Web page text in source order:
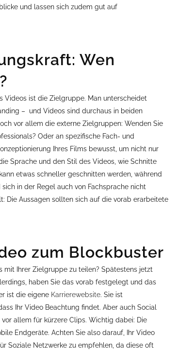
und lassen sich zudem gut auf
Wen
Videos ist die Zielgruppe. Man unterscheidet
– und Videos sind durchaus in beiden
vor allem die externe Zielgruppen: Wenden Sie
Oder an spezifische Fach- und
Ihres Films bewusst, um nicht nur
Sprache und den Stil des Videos, wie Schnitte
etwas schneller geschnitten werden, während
in der Regel auch von Fachsprache nicht
Die Aussagen sollten sich auf die vorab erarbeitete
zum Blockbuster
mit Ihrer Zielgruppe zu teilen? Spätestens jetzt
haben Sie das vorab festgelegt und das
ist die eigene Karrierewebsite. Sie ist
Ihr Video Beachtung findet. Aber auch Social
allem für kürzere Clips. Wichtig dabei: Die
Endgeräte. Achten Sie also darauf, Ihr Video
Soziale Netzwerke zu empfehlen, da diese oft